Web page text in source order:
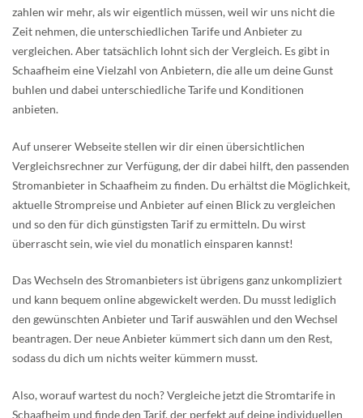
zahlen wir mehr, als wir eigentlich müssen, weil wir uns nicht die
Zeit nehmen, die unterschiedlichen Tarife und Anbieter zu
vergleichen. Aber tatsächlich lohnt sich der Vergleich. Es gibt in
Schaafheim eine Vielzahl von Anbietern, die alle um deine Gunst
buhlen und dabei unterschiedliche Tarife und Konditionen
anbieten.
Auf unserer Webseite stellen wir dir einen übersichtlichen
Vergleichsrechner zur Verfügung, der dir dabei hilft, den passenden
Stromanbieter in Schaafheim zu finden. Du erhältst die Möglichkeit,
aktuelle Strompreise und Anbieter auf einen Blick zu vergleichen
und so den für dich günstigsten Tarif zu ermitteln. Du wirst
überrascht sein, wie viel du monatlich einsparen kannst!
Das Wechseln des Stromanbieters ist übrigens ganz unkompliziert
und kann bequem online abgewickelt werden. Du musst lediglich
den gewünschten Anbieter und Tarif auswählen und den Wechsel
beantragen. Der neue Anbieter kümmert sich dann um den Rest,
sodass du dich um nichts weiter kümmern musst.
Also, worauf wartest du noch? Vergleiche jetzt die Stromtarife in
Schaafheim und finde den Tarif, der perfekt auf deine individuellen